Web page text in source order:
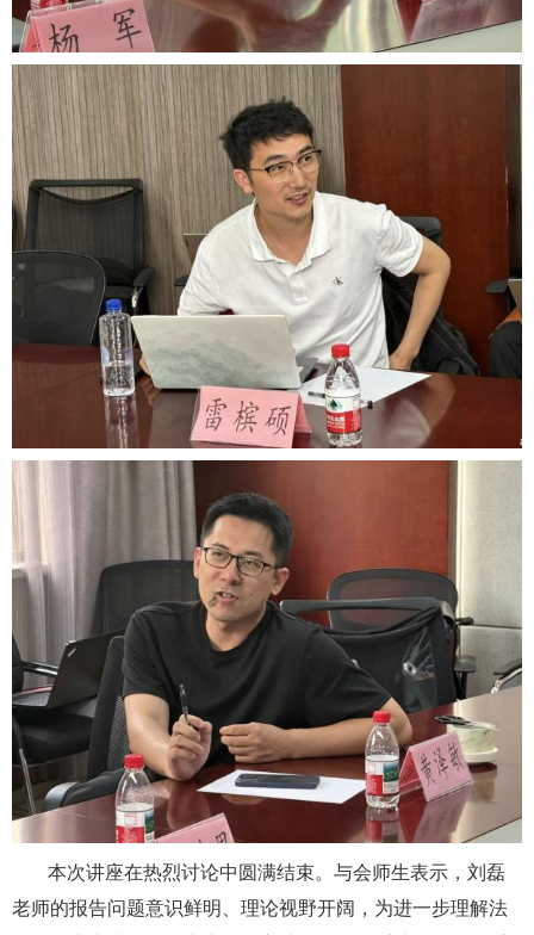
本次讲座在热烈讨论中圆满结束。与会师生表示，刘磊
老师的报告问题意识鲜明、理论视野开阔，为进一步理解法